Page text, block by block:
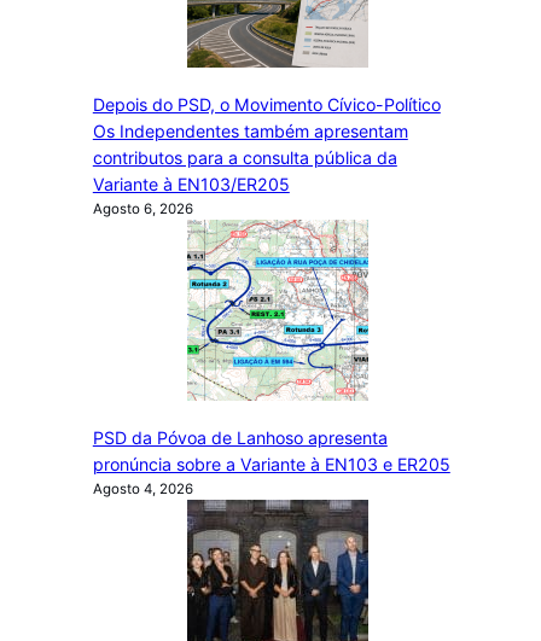
Depois do PSD, o Movimento Cívico-Político
Os Independentes também apresentam
contributos para a consulta pública da
Variante à EN103/ER205
Agosto 6, 2026
PSD da Póvoa de Lanhoso apresenta
pronúncia sobre a Variante à EN103 e ER205
Agosto 4, 2026